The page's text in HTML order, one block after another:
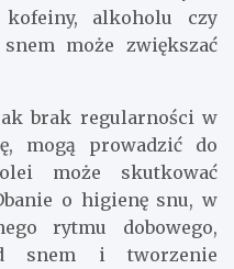
alkoholu czy
może zwiększać
brak regularności w
mogą prowadzić do
może skutkować
o higienę snu, w
rytmu dobowego,
snem i tworzenie